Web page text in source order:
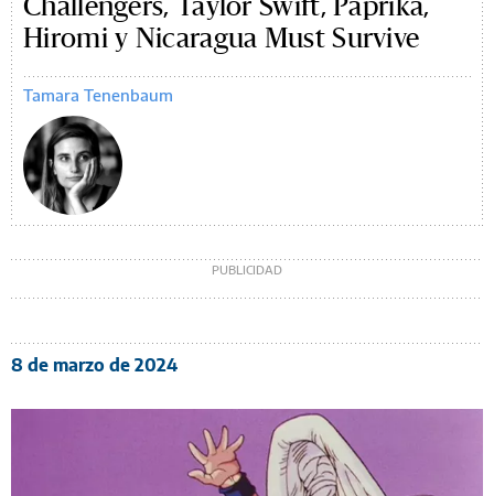
Hiromi y Nicaragua Must Survive
Tamara Tenenbaum
8 de marzo de 2024